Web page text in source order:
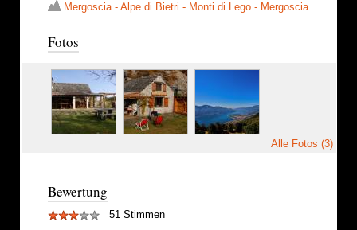
Mergoscia - Alpe di Bietri - Monti di Lego - Mergoscia
Fotos
Alle Fotos (3)
Bewertung
51 Stimmen